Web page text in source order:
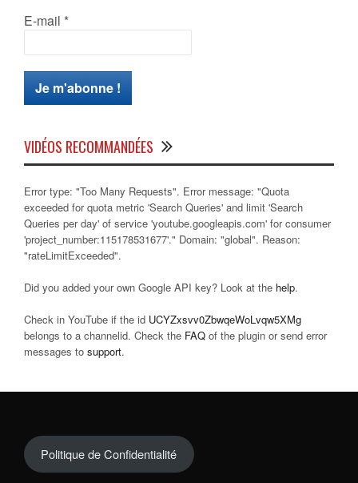
E-mail *
VIDÉOS RECOMMANDÉES
Error type: "Too Many Requests". Error message: "Quota
exceeded for quota metric 'Search Queries' and limit 'Search
Queries per day' of service 'youtube.googleapis.com' for consumer
'project_number:115178531677'." Domain: "global". Reason:
"rateLimitExceeded".
Did you added your own Google API key? Look at the help.
Check in YouTube if the id UCYZxsvv0ZbwqeWoLvqw5XMg
belongs to a channelid. Check the FAQ of the plugin or send error
messages to support.
Politique de Confidentialité